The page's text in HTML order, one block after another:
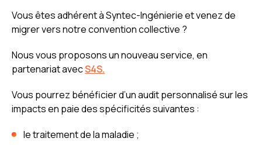
Vous êtes adhérent à Syntec-Ingénierie et venez de
migrer vers notre convention collective ?
Nous vous proposons un nouveau service, en
partenariat avecS4S.
Vous pourrez bénéficier d’un audit personnalisé sur les
impacts en paie des spécificités suivantes :
le traitement de la maladie ;